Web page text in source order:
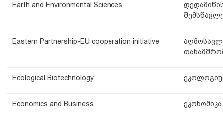
Earth and Environmental Sciences
Eastern Partnership-EU cooperation initiative
Ecological Biotechnology
Economics and Business